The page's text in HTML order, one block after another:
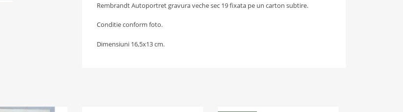
Rembrandt Autoportret gravura veche sec 19 fixata pe un carton subtire.
Conditie conform foto.
Dimensiuni 16,5x13 cm.